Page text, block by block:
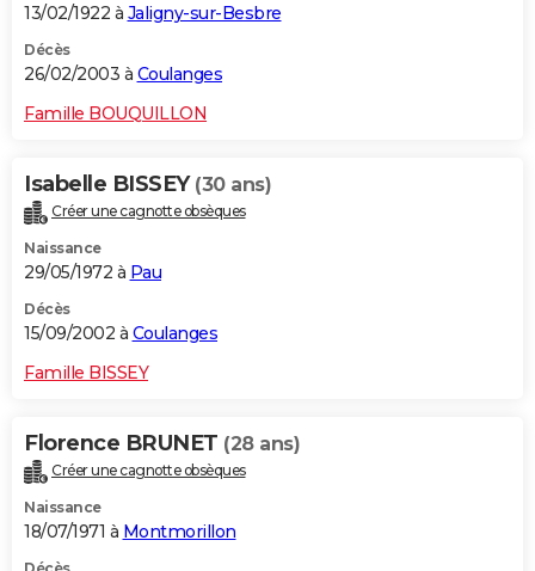
13/02/1922 à Jaligny-sur-Besbre
Décès
26/02/2003 à Coulanges
Famille BOUQUILLON
Isabelle BISSEY (30 ans)
Créer une cagnotte obsèques
Naissance
29/05/1972 à Pau
Décès
15/09/2002 à Coulanges
Famille BISSEY
Florence BRUNET (28 ans)
Créer une cagnotte obsèques
Naissance
18/07/1971 à Montmorillon
Décès